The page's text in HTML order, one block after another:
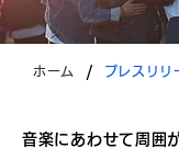
ホーム / プレスリリ
音楽にあわせて周囲